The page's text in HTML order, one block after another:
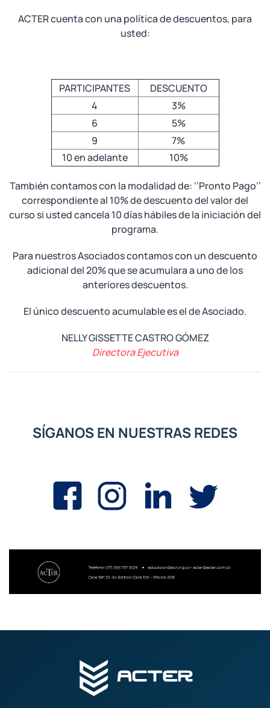
ACTER cuenta con una política de descuentos, para
usted:
PARTICIPANTES
DESCUENTO
4
3%
6
5%
9
7%
10 en adelante
10%
También contamos con la modalidad de: ‘’Pronto Pago’’
correspondiente al 10% de descuento del valor del
curso si usted cancela 10 días hábiles de la iniciación del
programa.
Para nuestros Asociados contamos con un descuento
adicional del 20% que se acumulara a uno de los
anteriores descuentos.
El único descuento acumulable es el de Asociado.
NELLY GISSETTE CASTRO GÓMEZ
Directora Ejecutiva
SÍGANOS EN NUESTRAS REDES